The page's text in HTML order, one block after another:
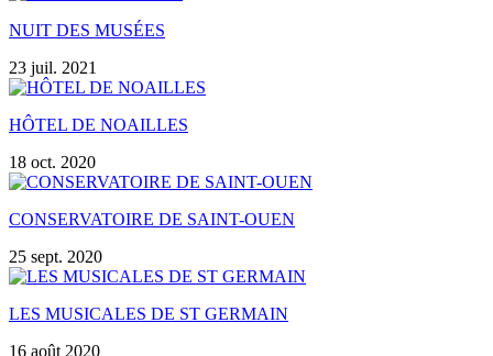
NUIT DES MUSÉES
23 juil. 2021
HÔTEL DE NOAILLES
18 oct. 2020
CONSERVATOIRE DE SAINT-OUEN
25 sept. 2020
LES MUSICALES DE ST GERMAIN
16 août 2020